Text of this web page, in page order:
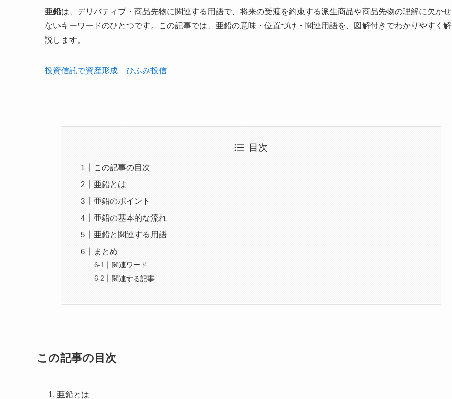
亜鉛は、デリバティブ・商品先物に関連する用語で、将来の受渡を約束する派生商品や商品先物の理解に欠かせ
ないキーワードのひとつです。この記事では、亜鉛の意味・位置づけ・関連用語を、図解付きでわかりやすく解
説します。
投資信託で資産形成 ひふみ投信
目次
この記事の目次
亜鉛とは
亜鉛のポイント
亜鉛の基本的な流れ
亜鉛と関連する用語
まとめ
関連ワード
関連する記事
この記事の目次
亜鉛とは